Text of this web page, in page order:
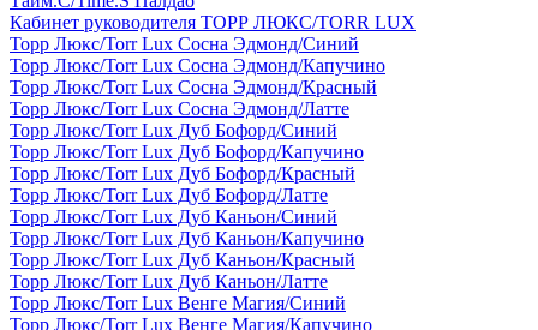
Кабинет руководителя ТОРР ЛЮКС/TORR LUX
Торр Люкс/Torr Lux Сосна Эдмонд/Синий
Торр Люкс/Torr Lux Сосна Эдмонд/Капучино
Торр Люкс/Torr Lux Сосна Эдмонд/Красный
Торр Люкс/Torr Lux Сосна Эдмонд/Латте
Торр Люкс/Torr Lux Дуб Бофорд/Синий
Торр Люкс/Torr Lux Дуб Бофорд/Капучино
Торр Люкс/Torr Lux Дуб Бофорд/Красный
Торр Люкс/Torr Lux Дуб Бофорд/Латте
Торр Люкс/Torr Lux Дуб Каньон/Синий
Торр Люкс/Torr Lux Дуб Каньон/Капучино
Торр Люкс/Torr Lux Дуб Каньон/Красный
Торр Люкс/Torr Lux Дуб Каньон/Латте
Торр Люкс/Torr Lux Венге Магия/Синий
Торр Люкс/Torr Lux Венге Магия/Капучино